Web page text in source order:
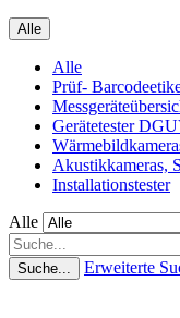
Alle
Alle
Prüf-
Gerätetester
Akustikkameras,
Installationstester
Alle
Suche... Erweiterte